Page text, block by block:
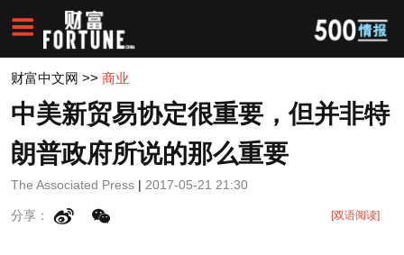
财富中文网 >> 商业
中美新贸易协定很重要，但并非特
朗普政府所说的那么重要
The Associated Press | 2017-05-21 21:30
分享： [双语阅读]